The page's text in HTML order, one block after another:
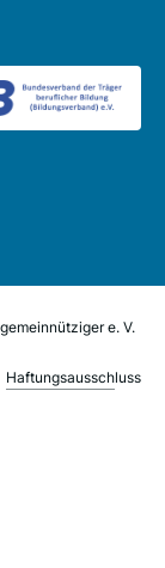
e. V.
Haftungsausschluss